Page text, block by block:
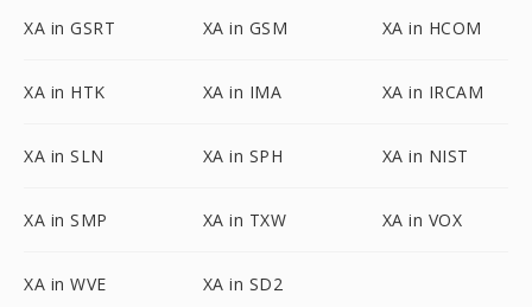
XA in GSRT XA in GSM XA in HCOM
XA in HTK XA in IMA XA in IRCAM
XA in SLN XA in SPH XA in NIST
XA in SMP XA in TXW XA in VOX
XA in WVE XA in SD2